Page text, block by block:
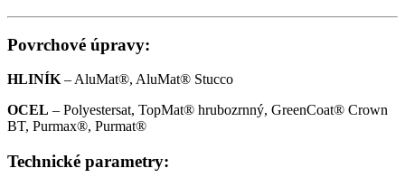
Povrchové úpravy:
HLINÍK – AluMat®, AluMat® Stucco
OCEL – Polyestersat, TopMat® hrubozrnný, GreenCoat® Crown
BT, Purmax®, Purmat®
Technické parametry: